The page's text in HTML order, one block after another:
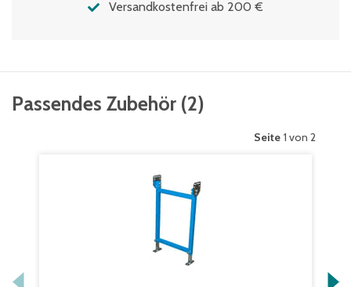
Versandkostenfrei ab 200 €
Passendes Zubehör (2)
Seite 1 von 2